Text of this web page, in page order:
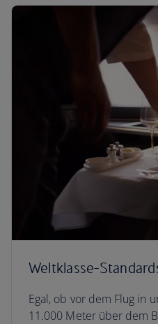
Weltklasse-
Egal, ob vor dem Flug in
11.000 Meter über dem